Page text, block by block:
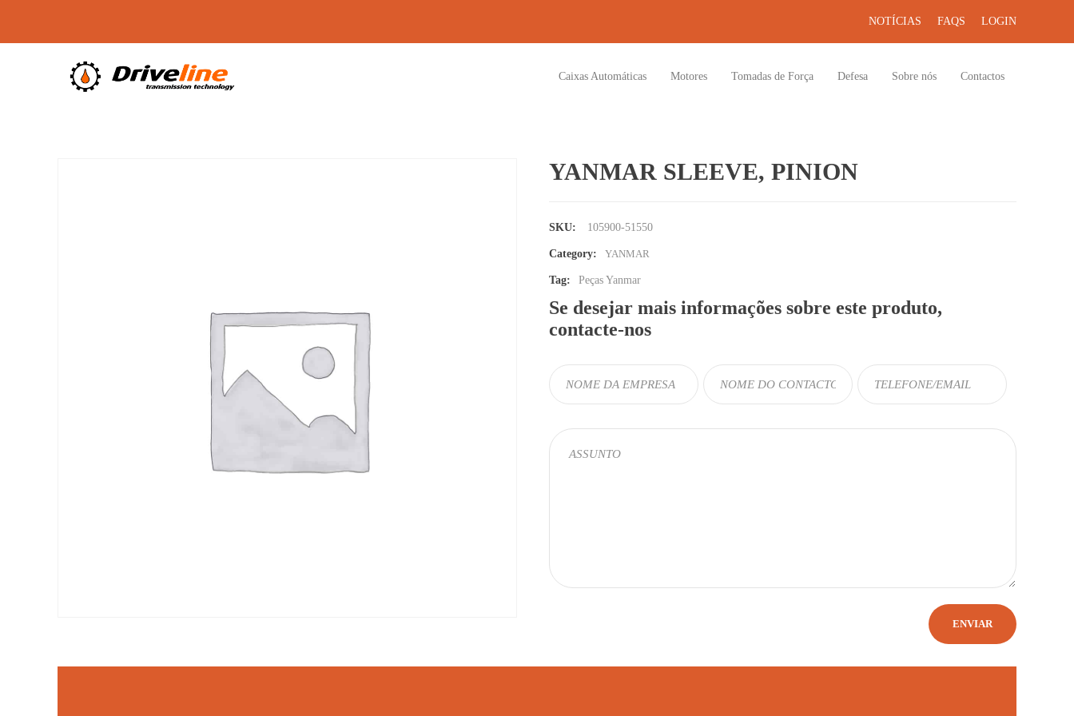
NOTÍCIAS FAQS LOGIN
Caixas Automáticas Motores Tomadas de Força Defesa Sobre nós Contactos
YANMAR SLEEVE, PINION
SKU: 105900-51550
Category: YANMAR
Tag: Peças Yanmar
Se desejar mais informações sobre este produto,
contacte-nos